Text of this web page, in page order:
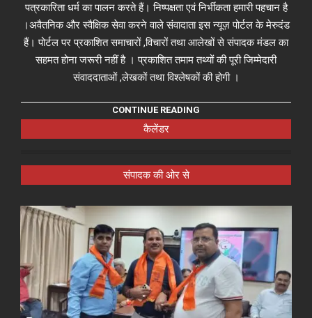
पत्रकारिता धर्म का पालन करते हैं। निष्पक्षता एवं निर्भीकता हमारी पहचान है
।अवैतनिक और स्वैक्षिक सेवा करने वाले संवादाता इस न्यूज़ पोर्टल के मेरुदंड
हैं। पोर्टल पर प्रकाशित समाचारों ,विचारों तथा आलेखों से संपादक मंडल का
सहमत होना जरूरी नहीं है । प्रकाशित तमाम तथ्यों की पूरी जिम्मेदारी
संवाददाताओं ,लेखकों तथा विश्लेषकों की होगी ।
CONTINUE READING
कैलेंडर
संपादक की ओर से